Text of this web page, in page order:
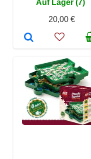
Auf Lager (7)
20,00 €